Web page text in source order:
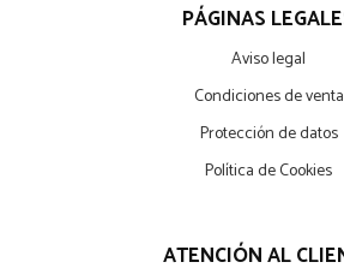
PÁGINAS
Aviso legal
Condiciones de venta
Protección de datos
Política de Cookies
ATENCIÓN AL